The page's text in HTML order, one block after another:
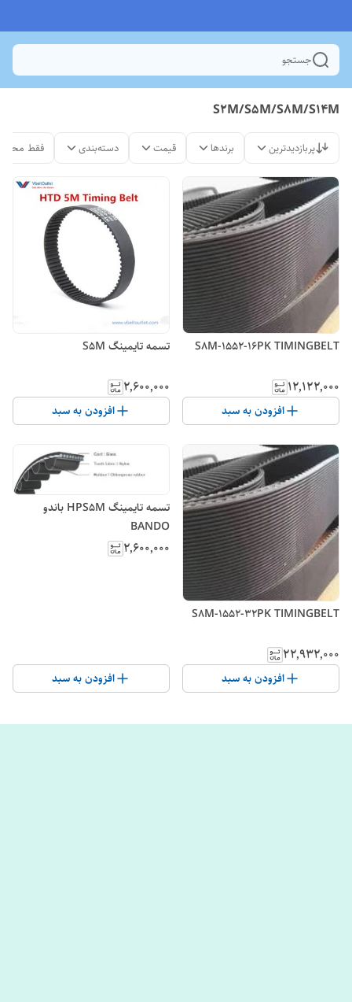
جستجو
S2M/S5M/S8M/S14M
پربازدیدترین برندها قیمت دسته‌بندی فقط
S8M-1552-16PK TIMINGBELT
۱۲٬۱۲۲٬۰۰۰
افزودن به سبد
تسمه تایمینگ S5M
۲٬۶۰۰٬۰۰۰
افزودن به سبد
S8M-1552-32PK TIMINGBELT
۲۲٬۹۳۲٬۰۰۰
افزودن به سبد
تسمه تایمینگ HPS5M باندو
BANDO
۲٬۶۰۰٬۰۰۰
افزودن به سبد